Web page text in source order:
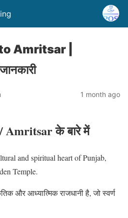
Amritsar |
1 month ago
के बारे में
and spiritual heart of Punjab,
Temple.
और आध्यात्मिक राजधानी है, जो स्वर्ण